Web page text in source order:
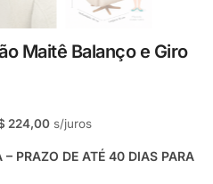
Maitê Balanço e Giro
224,00 s/juros
– PRAZO DE ATÉ 40 DIAS PARA